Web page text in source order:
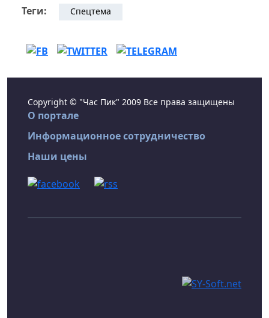
Теги: Спецтема
Copyright © "Час Пик" 2009 Все права защищены
О портале
Информационное сотрудничество
Наши цены